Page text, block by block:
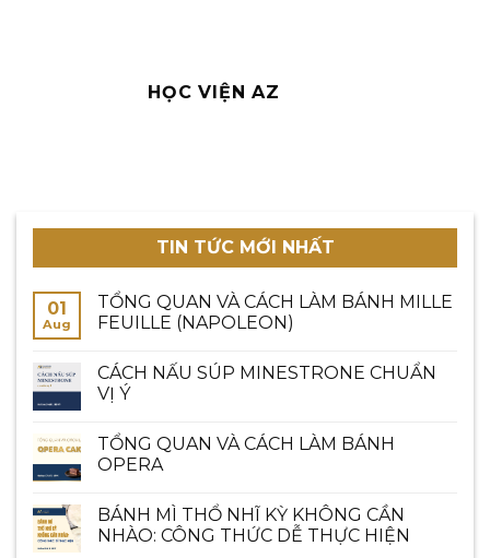
HỌC VIỆN AZ
TIN TỨC MỚI NHẤT
01
Aug
TỔNG QUAN VÀ CÁCH LÀM BÁNH MILLE
FEUILLE (NAPOLEON)
CÁCH NẤU SÚP MINESTRONE CHUẨN
VỊ Ý
TỔNG QUAN VÀ CÁCH LÀM BÁNH
OPERA
BÁNH MÌ THỔ NHĨ KỲ KHÔNG CẦN
NHÀO: CÔNG THỨC DỄ THỰC HIỆN